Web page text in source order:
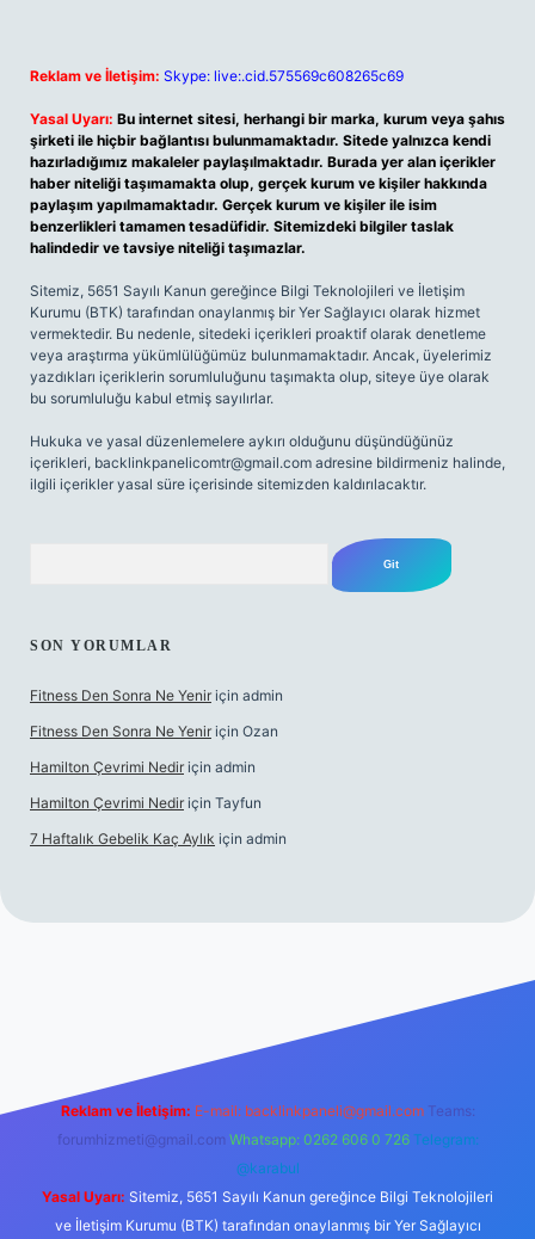
Reklam ve İletişim: Skype: live:.cid.575569c608265c69
Yasal Uyarı: Bu internet sitesi, herhangi bir marka, kurum veya şahıs
şirketi ile hiçbir bağlantısı bulunmamaktadır. Sitede yalnızca kendi
hazırladığımız makaleler paylaşılmaktadır. Burada yer alan içerikler
haber niteliği taşımamakta olup, gerçek kurum ve kişiler hakkında
paylaşım yapılmamaktadır. Gerçek kurum ve kişiler ile isim
benzerlikleri tamamen tesadüfidir. Sitemizdeki bilgiler taslak
halindedir ve tavsiye niteliği taşımazlar.
Sitemiz, 5651 Sayılı Kanun gereğince Bilgi Teknolojileri ve İletişim
Kurumu (BTK) tarafından onaylanmış bir Yer Sağlayıcı olarak hizmet
vermektedir. Bu nedenle, sitedeki içerikleri proaktif olarak denetleme
veya araştırma yükümlülüğümüz bulunmamaktadır. Ancak, üyelerimiz
yazdıkları içeriklerin sorumluluğunu taşımakta olup, siteye üye olarak
bu sorumluluğu kabul etmiş sayılırlar.
Hukuka ve yasal düzenlemelere aykırı olduğunu düşündüğünüz
içerikleri, backlinkpanelicomtr@gmail.com adresine bildirmeniz halinde,
ilgili içerikler yasal süre içerisinde sitemizden kaldırılacaktır.
SON YORUMLAR
Fitness Den Sonra Ne Yenir için admin
Fitness Den Sonra Ne Yenir için Ozan
Hamilton Çevrimi Nedir için admin
Hamilton Çevrimi Nedir için Tayfun
7 Haftalık Gebelik Kaç Aylık için admin
Reklam ve İletişim: E-mail: backlinkpaneli@gmail.com Teams:
forumhizmeti@gmail.com Whatsapp: 0262 606 0 726 Telegram:
@karabul
Yasal Uyarı: Sitemiz, 5651 Sayılı Kanun gereğince Bilgi Teknolojileri
ve İletişim Kurumu (BTK) tarafından onaylanmış bir Yer Sağlayıcı